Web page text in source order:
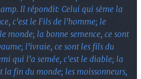
Il répondit: Celui qui sème la
c'est le Fils de l'homme; le
monde; la bonne semence, ce sont
l'ivraie, ce sont les fils du
qui l'a semée, c'est le diable; la
la fin du monde; les moissonneurs,